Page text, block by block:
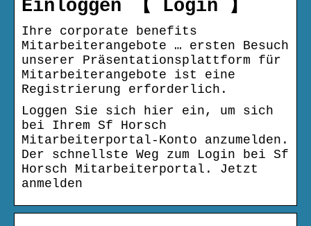
Einloggen 【 Login 】
Ihre corporate benefits
Mitarbeiterangebote … ersten Besuch
unserer Präsentationsplattform für
Mitarbeiterangebote ist eine
Registrierung erforderlich.
Loggen Sie sich hier ein, um sich
bei Ihrem Sf Horsch
Mitarbeiterportal-Konto anzumelden.
Der schnellste Weg zum Login bei Sf
Horsch Mitarbeiterportal. Jetzt
anmelden